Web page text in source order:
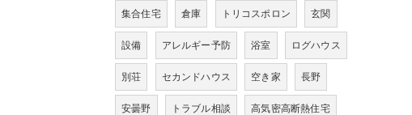
集合住宅 倉庫 トリコスポロン 玄関
設備 アレルギー予防 浴室 ログハウス
別荘 セカンドハウス 空き家 長野
安曇野 トラブル相談 高気密高断熱住宅